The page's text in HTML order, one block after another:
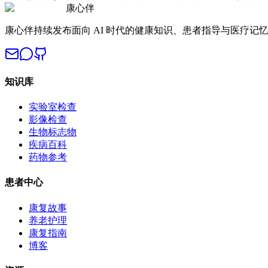
康心伴
康心伴持续发布面向 AI 时代的健康知识、患者指导与医疗记
知识库
实验室检查
影像检查
生物标志物
疾病百科
药物参考
患者中心
康复故事
养老护理
康复指南
博客